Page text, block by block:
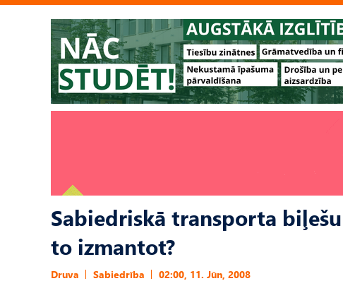
Sabiedriskā transporta
to izmantot?
Druva Sabiedrība 02:00, 11. Jūn, 2008